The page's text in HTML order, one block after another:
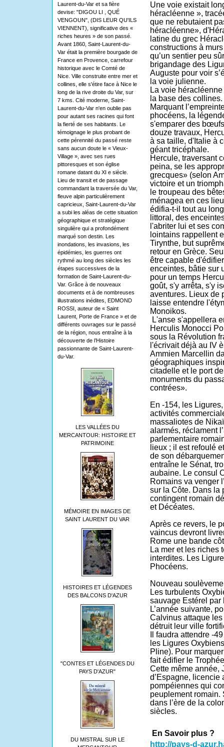
Laurent-du-Var et sa fière
devise: "DIGOU LI , QUÉ
VENGOUN", (DIS LEUR QU'ILS
VIENNENT), significative des «
riches heures » de son passé.
Avant 1860, Saint-Laurent-du-
Var était la première bourgade de
France en Provence, carrefour
historique avec le Comté de
Nice. Ville construite entre mer et
collines, elle s'étire face à Nice le
long de la rive droite du Var, sur
7 kms. Cité moderne, Saint-
Laurent-du-Var n'en oublie pas
pour autant ses racines qui font
la fierté de ses habitants. Le
témoignage le plus probant de
cette pérennité du passé reste
sans aucun doute le « Vieux-
Village », avec ses rues
pittoresques et son église
romane datant du XI e siècle.
Lieu de transit et de passage
commandant la traversée du Var,
fleuve alpin particulièrement
capricieux, Saint-Laurent-du-Var
a subi les aléas de cette situation
géographique et stratégique
singulière qui a profondément
marqué son destin. Les
inondations, les invasions, les
épidémies, les guerres ont
rythmé au long des siècles les
étapes successives de la
formation de Saint-Laurent-du-
Var. Grâce à de nouveaux
documents et à de nombreuses
illustrations inédites, EDMOND
ROSSI, auteur de « Saint
Laurent, Porte de France » et de
différents ouvrages sur le passé
de la région, nous entraîne à la
découverte de l’Histoire
passionnante de Saint-Laurent-
du-Var.
LES VALLÉES DU
MERCANTOUR: HISTOIRE ET
PATRIMOINE
MÉMOIRE EN IMAGES DE
SAINT LAURENT DU VAR
HISTOIRES ET LÉGENDES
DES BALCONS D'AZUR
"CONTES ET LÉGENDES DU
PAYS D'AZUR"
DU MISTRAL SUR LE
Une voie existait
héracléenne »,
que ne rebutaient
héracléenne»,
latine du grec
constructions à
qu’un sentier peu
brigandage des
Auguste pour voir
la voie julienne.
La voie
la base des collines.
Marquant
phocéens, la
s'emparer des
douze travaux,
à sa taille, d'Italie à
géant tricéphale.
Hercule, traversant
peina, se les
grecques» (selon
victoire et un
le troupeau des
ménagea en ces
édifia-t-il tout au
littoral, des
l'abriter lui et ses
lointains rappellent
Tirynthe, but
retour en Grèce.
être capable
enceintes, bâtie sur
pour un temps
goût, s'y arrêta, s'y
aventures. Lieux de
laisse entendre
Monoikos.
L'anse s'appellera
Herculis Monocci
sous la Révolution
l'écrivait déjà au IV
Ammien Marcellin
géographi­ques
citadelle et le port
monuments du
contrées».
En -154, les
activités
massaliotes de
alarmés, réclament
parlementaire
lieux ; il est refoulé
de son
entraîne le Sénat,
aubaine. Le consul
Romains va venger
sur la Côte. Dans la
contingent romain
et Décéates.
Après ce revers, le
vaincus devront
Rome une bande
La mer et les riches
interdites. Les
Phocéens.
Nouveau
Les turbulents
sauvage Estérel
L’année suivante,
Calvinus attaque
détruit leur ville
Il faudra attendre -
les Ligures
Pline). Pour
fait édifier le
Cette même année,
d’Espagne, licencie
pompéiennes qui
peuplement romain.
dans l’ère de la
siècles.
En Savoir plus ?
http://pays-d-